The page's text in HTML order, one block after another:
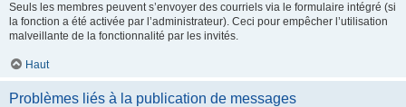
Seuls les membres peuvent s’envoyer des courriels via le formulaire intégré (si
la fonction a été activée par l’administrateur). Ceci pour empêcher l’utilisation
malveillante de la fonctionnalité par les invités.
Haut
Problèmes liés à la publication de messages